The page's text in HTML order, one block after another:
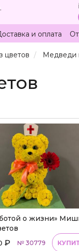
и оплата
цветов Медведи
о жизни»
₽ № 30779